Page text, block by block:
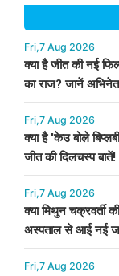
Fri,7 Aug 2026
क्या है जीत की नई
का राज? जानें
Fri,7 Aug 2026
क्या है 'केउ बोले
जीत की दिलचस्प बातें!
Fri,7 Aug 2026
क्या मिथुन चक्रवर्ती
अस्पताल से आई नई
Fri,7 Aug 2026